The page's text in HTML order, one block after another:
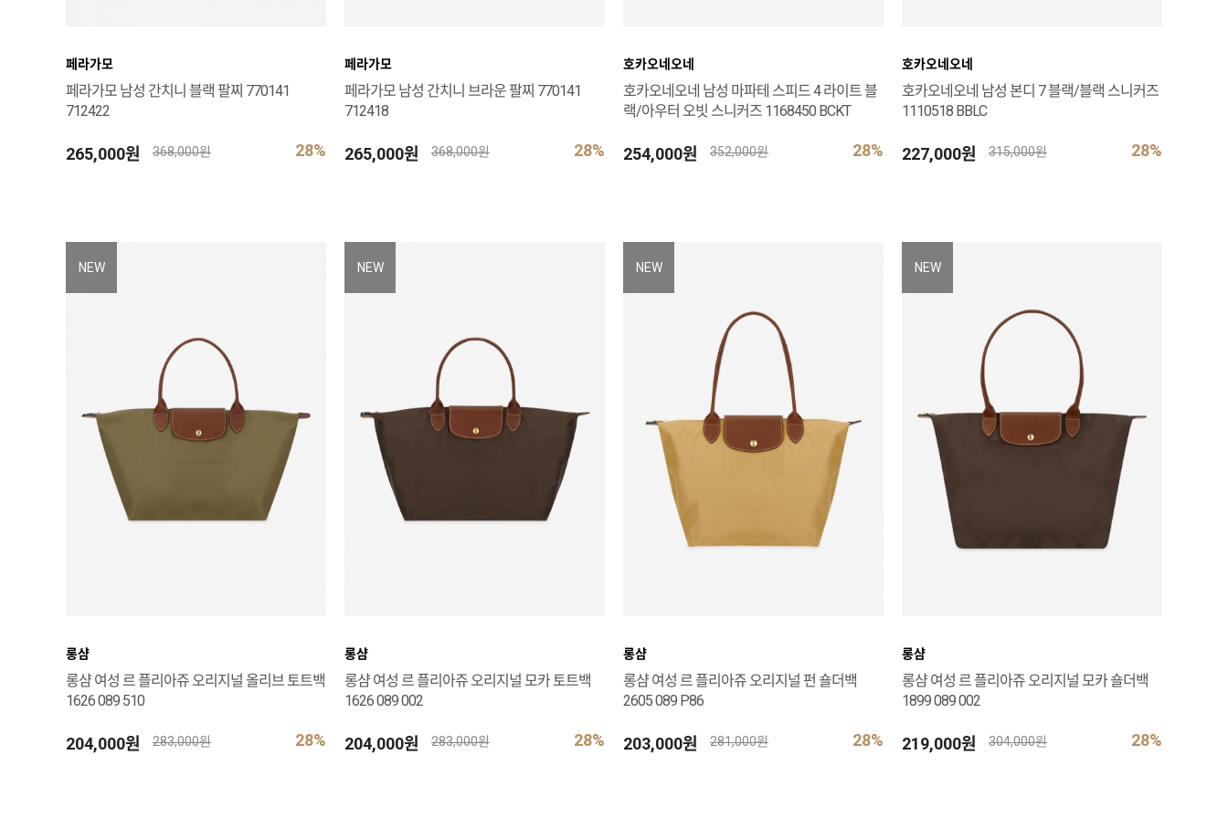
페라가모
페라가모 남성 간치니 블랙 팔찌 770141
712422
265,000원 28%
368,000원
페라가모
페라가모 남성 간치니 브라운 팔찌 770141
712418
265,000원 28%
368,000원
호카오네오네
호카오네오네 남성 마파테 스피드 4 라이트 블
랙/아우터 오빗 스니커즈 1168450 BCKT
254,000원 28%
352,000원
호카오네오네
호카오네오네 남성 본디 7 블랙/블랙 스니커즈
1110518 BBLC
227,000원 28%
315,000원
NEW
롱샴
롱샴 여성 르 플리아쥬 오리지널 올리브 토트백
1626 089 510
204,000원 28%
283,000원
NEW
롱샴
롱샴 여성 르 플리아쥬 오리지널 모카 토트백
1626 089 002
204,000원 28%
283,000원
NEW
롱샴
롱샴 여성 르 플리아쥬 오리지널 펀 숄더백
2605 089 P86
203,000원 28%
281,000원
NEW
롱샴
롱샴 여성 르 플리아쥬 오리지널 모카 숄더백
1899 089 002
219,000원 28%
304,000원